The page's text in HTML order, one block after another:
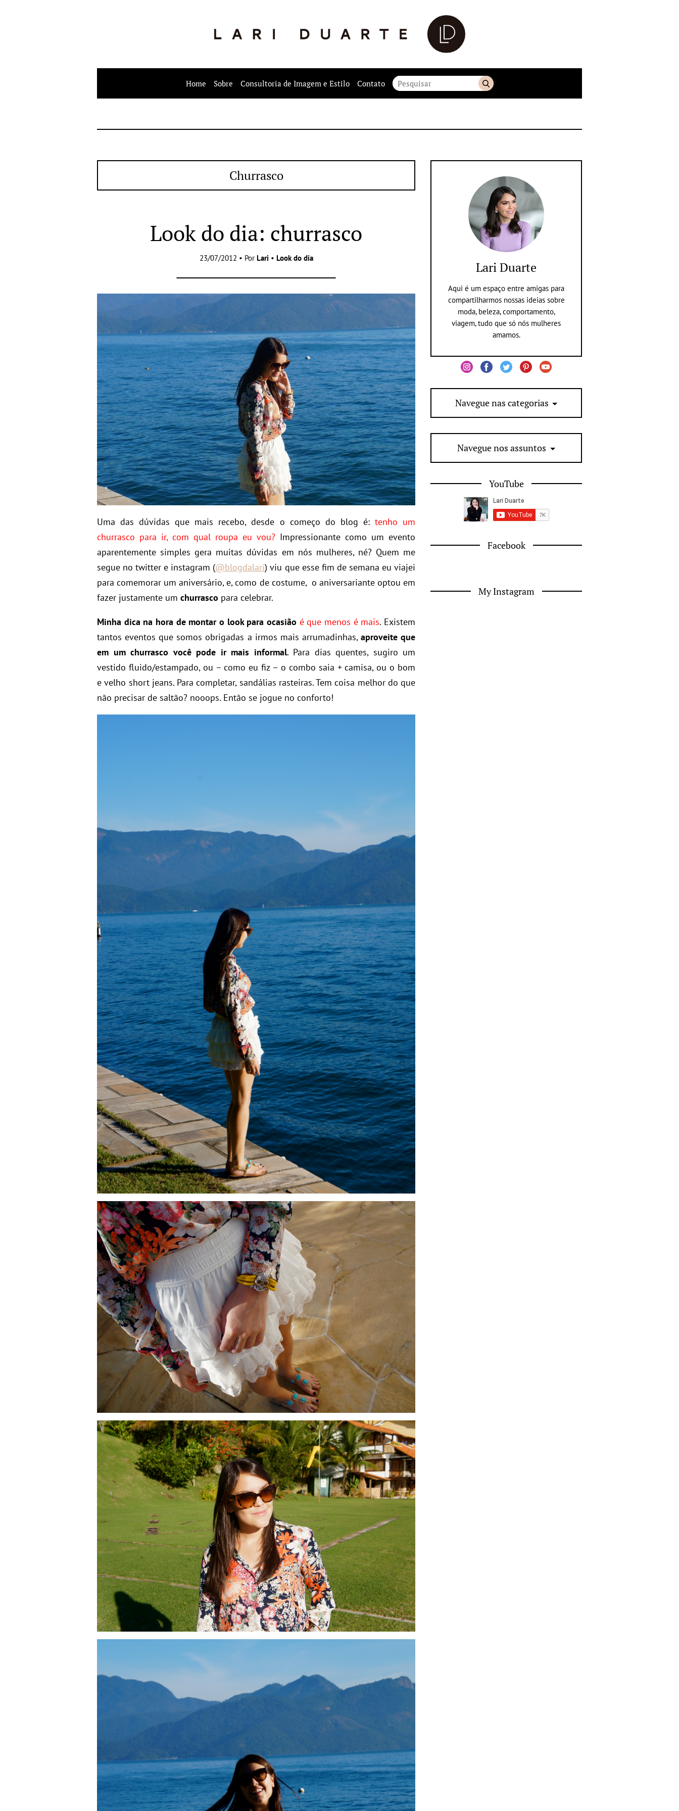
Home Sobre Consultoria de Imagem e Estilo Contato
Churrasco
Look do dia: churrasco
23/07/2012 • Por Lari • Look do dia
Uma das dúvidas que mais recebo, desde o começo do blog é: tenho um
churrasco para ir, com qual roupa eu vou? Impressionante como um evento
aparentemente simples gera muitas dúvidas em nós mulheres, né? Quem me
segue no twitter e instagram (@blogdalari) viu que esse fim de semana eu viajei
para comemorar um aniversário, e, como de costume, o aniversariante optou em
fazer justamente um churrasco para celebrar.
Minha dica na hora de montar o look para ocasião é que menos é mais. Existem
tantos eventos que somos obrigadas a irmos mais arrumadinhas, aproveite que
em um churrasco você pode ir mais informal. Para dias quentes, sugiro um
vestido fluido/estampado, ou – como eu fiz – o combo saia + camisa, ou o bom
e velho short jeans. Para completar, sandálias rasteiras. Tem coisa melhor do que
não precisar de saltão? nooops. Então se jogue no conforto!
Lari Duarte
Aqui é um espaço entre amigas para
compartilharmos nossas ideias sobre
moda, beleza, comportamento,
viagem, tudo que só nós mulheres
amamos.
Navegue nas categorias
Navegue nos assuntos
YouTube
Facebook
My Instagram